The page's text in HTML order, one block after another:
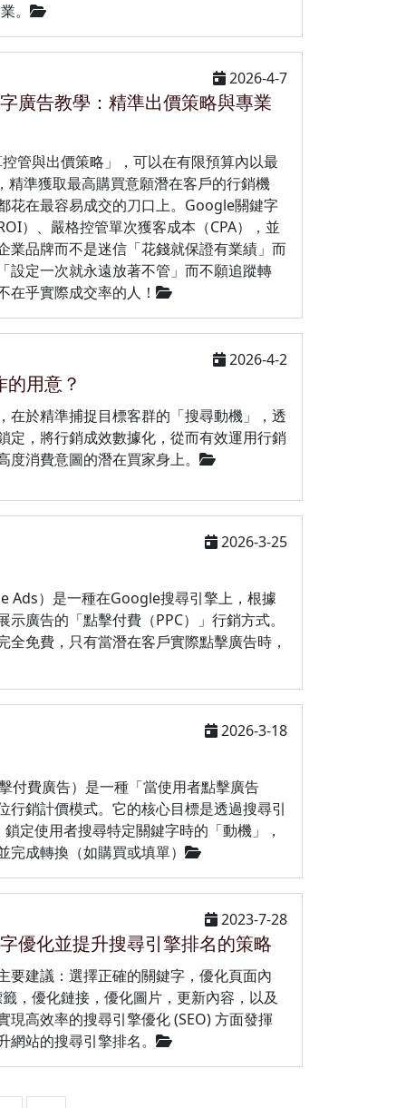
。
2026-4-7
廣告教學：精準出價策略與專業
管與出價策略」，可以在有限預算內以最
精準獲取最高購買意願潛在客戶的行銷機
花在最容易成交的刀口上。Google關鍵字
）、嚴格控管單次獲客成本（CPA），並
業品牌而不是迷信「花錢就保證有業績」而
設定一次就永遠放著不管」而不願追蹤轉
在乎實際成交率的人！
2026-4-2
用意？
在於精準捕捉目標客群的「搜尋動機」，透
定，將行銷成效數據化，從而有效運用行銷
度消費意圖的潛在買家身上。
2026-3-25
Ads）是一種在Google搜尋引擎上，根據
廣告的「點擊付費（PPC）」行銷方式。
全免費，只有當潛在客戶實際點擊廣告時，
2026-3-18
付費廣告）是一種「當使用者點擊廣告
行銷計價模式。它的核心目標是透過搜尋引
定使用者搜尋特定關鍵字時的「動機」，
完成轉換（如購買或填單）
2023-7-28
優化並提升搜尋引擎排名的策略
要建議：選擇正確的關鍵字，優化頁面內
，優化鏈接，優化圖片，更新內容，以及
現高效率的搜尋引擎優化 (SEO) 方面發揮
網站的搜尋引擎排名。